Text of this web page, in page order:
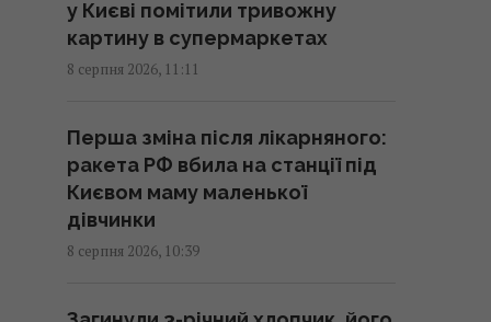
кам'яними "перлинами"
10:49 субота, 08 серпня 2026
сторона терки: про деякі
функції, про які ви не знали
10:42 субота, 08 серпня 2026
у Києві помітили тривожну
картину в супермаркетах
8 серпня 2026, 11:11
Перша зміна після лікарняного:
ракета РФ вбила на станції під
Києвом маму маленької
дівчинки
8 серпня 2026, 10:39